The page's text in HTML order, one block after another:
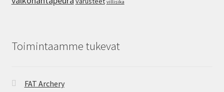
villisika
Toimintaamme tukevat
FAT Archery